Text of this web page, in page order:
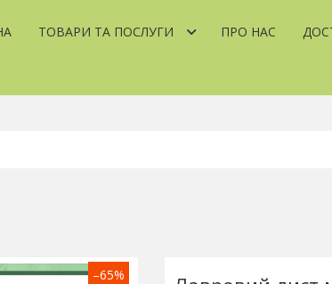
ТОВАРИ ТА ПОСЛУГИ ПРО НАС
–65%